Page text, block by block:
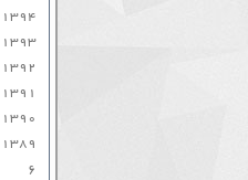
۱۳۹۴
۱۳۹۳
۱۳۹۲
۱۳۹۱
۱۳۹۰
۱۳۸۹
۶